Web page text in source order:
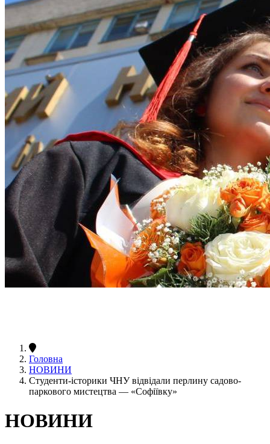
Головна
НОВИНИ
Студенти-історики ЧНУ відвідали перлину садово-
паркового мистецтва — «Софіївку»
НОВИНИ